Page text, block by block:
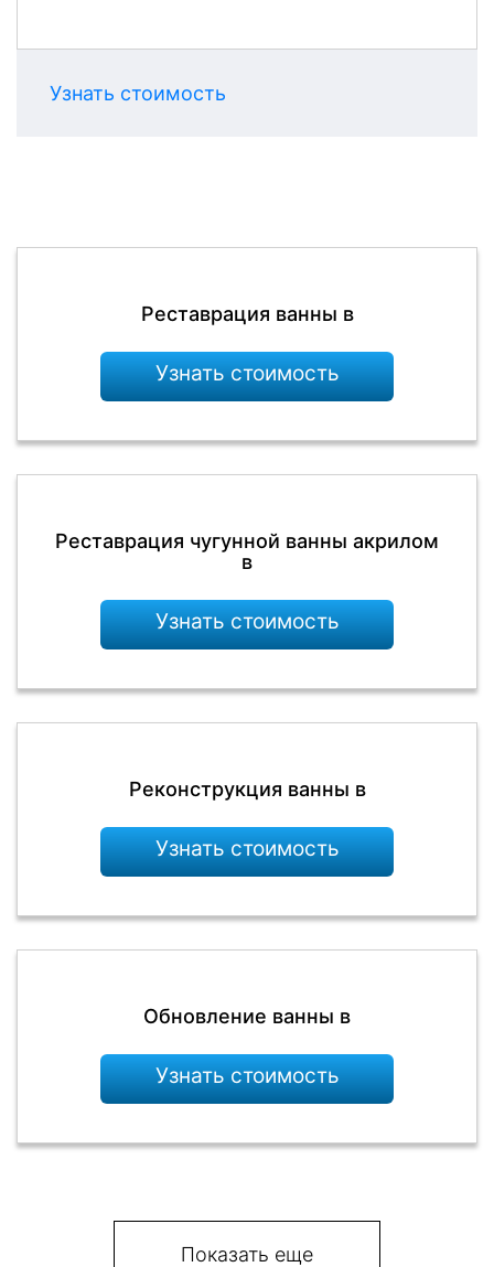
Узнать стоимость
Реставрация ванны в
Узнать стоимость
Реставрация чугунной ванны акрилом
в
Узнать стоимость
Реконструкция ванны в
Узнать стоимость
Обновление ванны в
Узнать стоимость
Показать еще